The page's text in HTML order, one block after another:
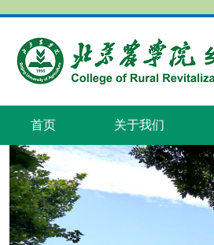
首页 关于我们